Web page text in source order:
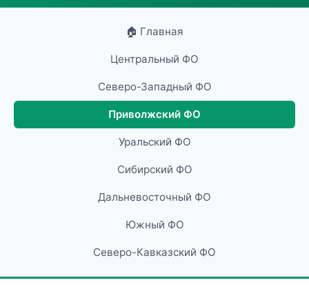
🏠 Главная
Центральный ФО
Северо-Западный ФО
Приволжский ФО
Уральский ФО
Сибирский ФО
Дальневосточный ФО
Южный ФО
Северо-Кавказский ФО